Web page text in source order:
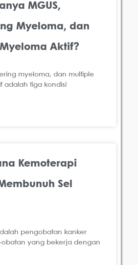
MGUS,
Myeloma, dan
Aktif?
myeloma, dan multiple
adalah tiga kondisi
Kemoterapi
Sel
pengobatan kanker
yang bekerja dengan